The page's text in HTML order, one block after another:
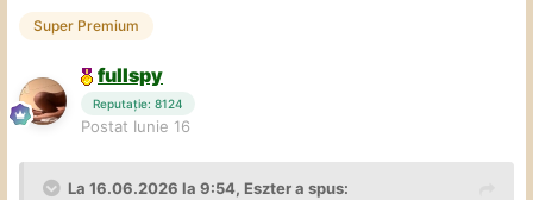
Super Premium
fullspy
Reputație: 8124
Postat Iunie 16
La 16.06.2026 la 9:54, Esztera spus: